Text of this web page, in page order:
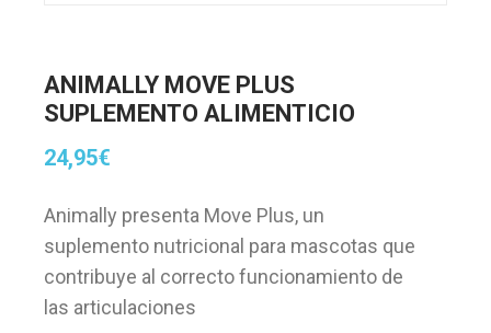
ANIMALLY MOVE PLUS
SUPLEMENTO ALIMENTICIO
24,95€
Animally presenta Move Plus, un
suplemento nutricional para mascotas que
contribuye al correcto funcionamiento de
las articulaciones